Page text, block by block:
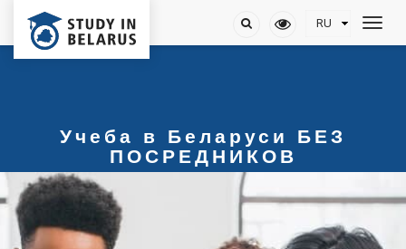
Учеба в Беларуси БЕЗ
ПОСРЕДНИКОВ